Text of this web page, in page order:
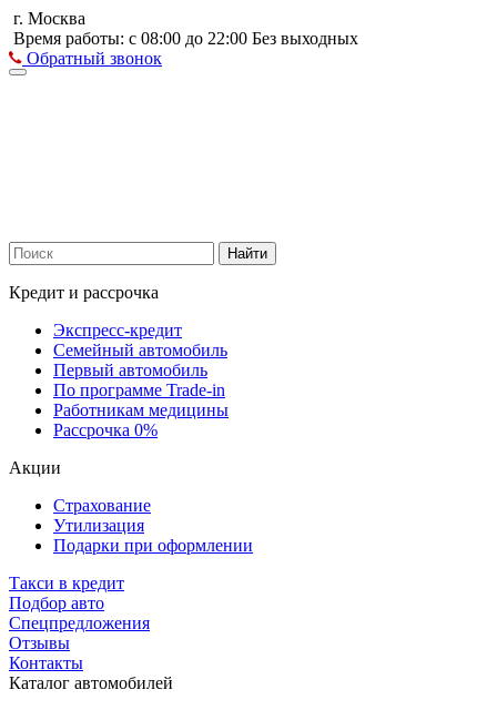
г. Москва
Время работы: с 08:00 до 22:00 Без выходных
Обратный звонок
Найти
Кредит и рассрочка
Экспресс-кредит
Семейный автомобиль
Первый автомобиль
По программе Trade-in
Работникам медицины
Рассрочка 0%
Акции
Страхование
Утилизация
Подарки при оформлении
Такси в кредит
Подбор авто
Спецпредложения
Отзывы
Контакты
Каталог автомобилей